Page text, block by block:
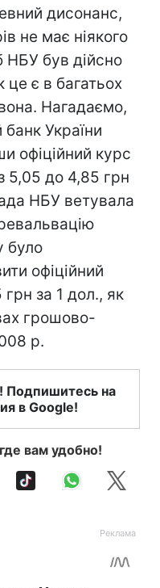
дисонанс,
не має ніякого
НБУ був дійсно
є в багатьох
Нагадаємо,
України
офіційний курс
5,05 до 4,85 грн
НБУ ветувала
було
офіційний
за 1 дол., як
грошово-
р.
Подпишитесь на
в Google!
вам удобно!